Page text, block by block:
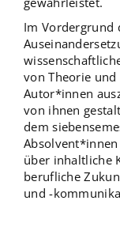
Im Vordergrund
von Theorie und
Autor*innen
von ihnen
dem
über inhaltliche
berufliche
und -